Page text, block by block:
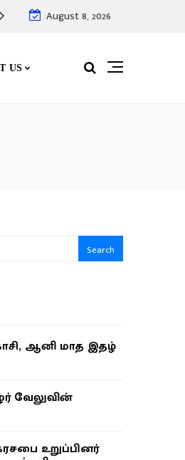
August 8, 2026
US
Search
ஆனி மாத இதழ்
வேலுவின்
உறுப்பினர்